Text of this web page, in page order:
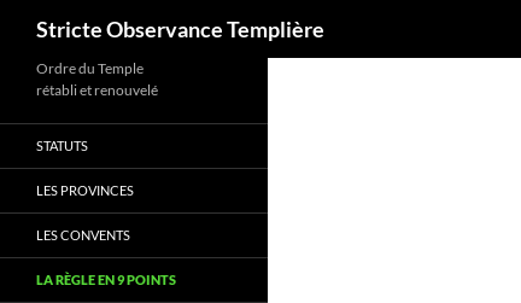
Aller
contenu
Stricte Observance Templière
Ordre du Temple
rétabli et renouvelé
STATUTS
LES PROVINCES
LES CONVENTS
LA RÈGLE EN 9 POINTS